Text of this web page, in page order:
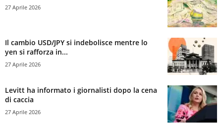
27 Aprile 2026
Il cambio USD/JPY si indebolisce mentre lo
yen si rafforza in...
27 Aprile 2026
Levitt ha informato i giornalisti dopo la cena
di caccia
27 Aprile 2026